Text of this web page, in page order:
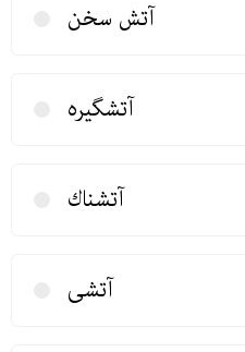
آتش سخن
آتشگیره
آتشناك
آتشی